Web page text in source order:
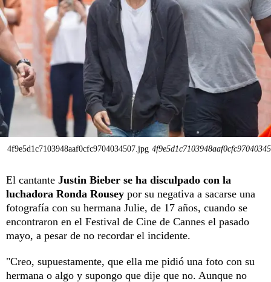
4f9e5d1c7103948aaf0cfc9704034507.jpg
El cantante Justin Bieber se ha disculpado con la
luchadora Ronda Rousey por su negativa a sacarse una
fotografía con su hermana Julie, de 17 años, cuando se
encontraron en el Festival de Cine de Cannes el pasado
mayo, a pesar de no recordar el incidente.
"Creo, supuestamente, que ella me pidió una foto con su
hermana o algo y supongo que dije que no. Aunque no